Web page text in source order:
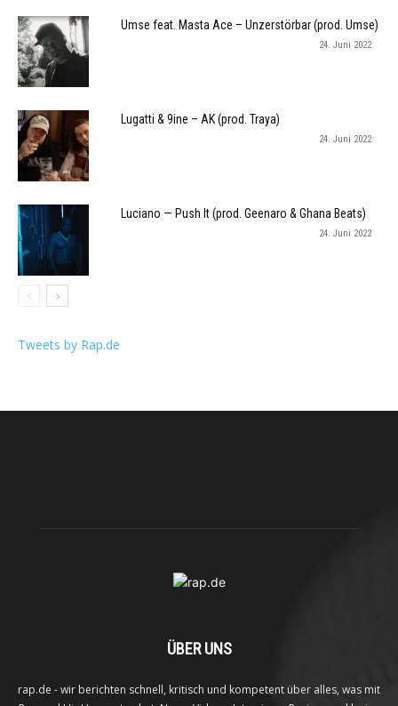
Umse feat. Masta Ace – Unzerstörbar (prod. Umse)
24. Juni 2022
Lugatti & 9ine – AK (prod. Traya)
24. Juni 2022
Luciano — Push It (prod. Geenaro & Ghana Beats)
24. Juni 2022
Tweets by Rap.de
ÜBER UNS
rap.de - wir berichten schnell, kritisch und kompetent über alles, was mit